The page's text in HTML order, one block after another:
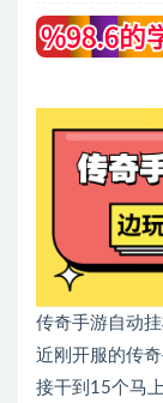
传奇手游自动
近刚开服的传
接干到15个马